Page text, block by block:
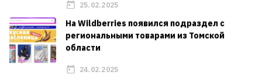
25.02.2025
На Wildberries появился подраздел с
региональными товарами из Томской
области
24.02.2025